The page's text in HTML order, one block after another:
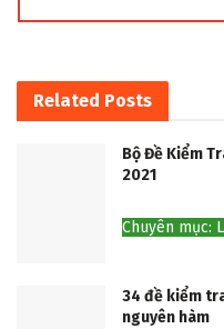
Related Posts
Bộ Đề Kiểm
2021
Chuyên mục:
34 đề kiểm
nguyên hàm